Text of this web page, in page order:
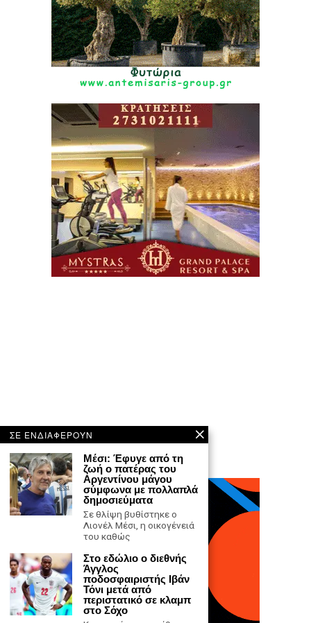
ΣΕ ΕΝΔΙΑΦΕΡΟΥΝ
Μέσι: Έφυγε από τη
ζωή ο πατέρας του
Αργεντίνου μάγου
σύμφωνα με πολλαπλά
δημοσιεύματα
Σε θλίψη βυθίστηκε ο
Λιονέλ Μέσι, η οικογένειά
του καθώς
Στο εδώλιο ο διεθνής
Άγγλος
ποδοσφαιριστής Ιβάν
Τόνι μετά από
περιστατικό σε κλαμπ
στο Σόχο